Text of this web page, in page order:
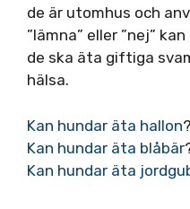
de är utomhus och
”lämna” eller ”nej”
de ska äta giftiga
hälsa.
Kan hundar äta hallon?
Kan hundar äta blåbär
Kan hundar äta